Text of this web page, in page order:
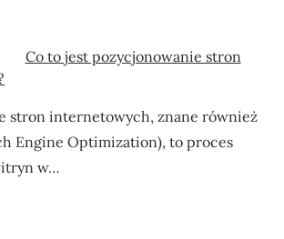
Co to jest pozycjonowanie stron
stron internetowych, znane również
Engine Optimization), to proces
w…